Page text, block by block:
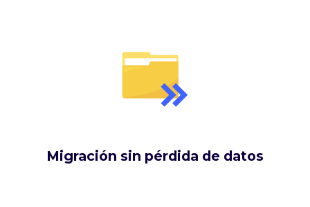
Migración sin pérdida de datos